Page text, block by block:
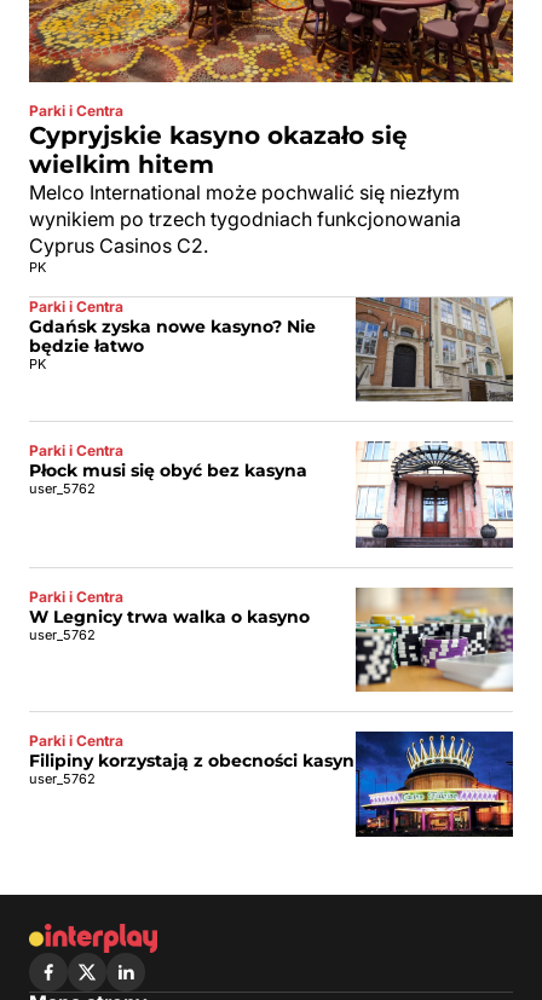
Parki i Centra
Cypryjskie kasyno okazało się
wielkim hitem
Melco International może pochwalić się niezłym
wynikiem po trzech tygodniach funkcjonowania
Cyprus Casinos C2.
PK
Parki i Centra
Gdańsk zyska nowe kasyno? Nie
będzie łatwo
PK
Parki i Centra
Płock musi się obyć bez kasyna
user_5762
Parki i Centra
W Legnicy trwa walka o kasyno
user_5762
Parki i Centra
Filipiny korzystają z obecności kasyn
user_5762